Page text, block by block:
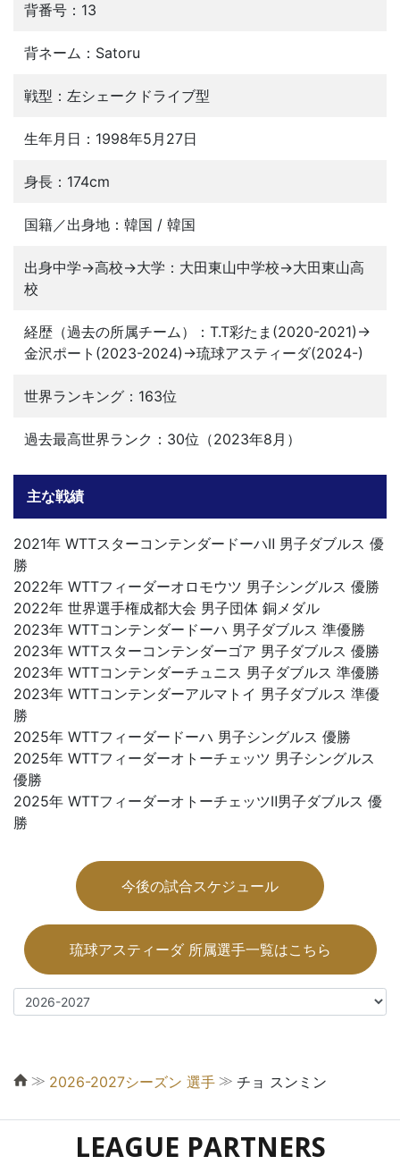
背番号：13
背ネーム：Satoru
戦型：左シェークドライブ型
生年月日：1998年5月27日
身長：174cm
国籍／出身地：韓国 / 韓国
出身中学→高校→大学：大田東山中学校→大田東山高
校
経歴（過去の所属チーム）：T.T彩たま(2020-2021)→
金沢ポート(2023-2024)→琉球アスティーダ(2024-)
世界ランキング：163位
過去最高世界ランク：30位（2023年8月）
主な戦績
2021年 WTTスターコンテンダードーハⅡ 男子ダブルス 優
勝
2022年 WTTフィーダーオロモウツ 男子シングルス 優勝
2022年 世界選手権成都大会 男子団体 銅メダル
2023年 WTTコンテンダードーハ 男子ダブルス 準優勝
2023年 WTTスターコンテンダーゴア 男子ダブルス 優勝
2023年 WTTコンテンダーチュニス 男子ダブルス 準優勝
2023年 WTTコンテンダーアルマトイ 男子ダブルス 準優
勝
2025年 WTTフィーダードーハ 男子シングルス 優勝
2025年 WTTフィーダーオトーチェッツ 男子シングルス
優勝
2025年 WTTフィーダーオトーチェッツⅡ男子ダブルス 優
勝
今後の試合スケジュール
琉球アスティーダ 所属選手一覧はこちら
≫ 2026-2027シーズン 選手 ≫ チョ スンミン
LEAGUE PARTNERS